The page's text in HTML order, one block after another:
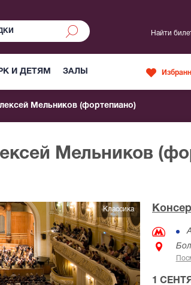
И ДЕТЯМ ЗАЛЫ
Найти
Мельников (фортепиано)
Мельников
Классика
1